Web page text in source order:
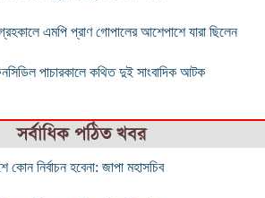
এমপি প্রাণ গোপালের আশেপাশে যারা ছিলেন
পাচারকালে কথিত দুই সাংবাদিক আটক
সর্বাধিক পঠিত খবর
কোন নির্বাচন হবেনা: জাপা মহাসচিব